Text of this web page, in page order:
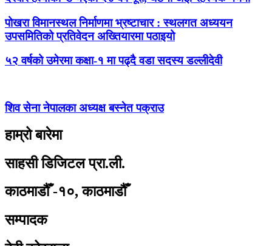
पोखरा विमानस्थल निर्माणमा भ्रष्टाचार : स्थलगत अध्ययन
उपसमितिको प्रतिवेदन अख्तियारमा पठाइयो
५२ वर्षको उमेरमा कक्षा-१ मा पढ्दै वडा सदस्य डल्लीदेवी
शिव सेना नेपालका अध्यक्ष बस्नेत पक्राउ
हाम्रो बारेमा
साहसी डिजिटल प्रा.ली.
काठमाडौँ -१०, काठमाडौँ
सम्पादक